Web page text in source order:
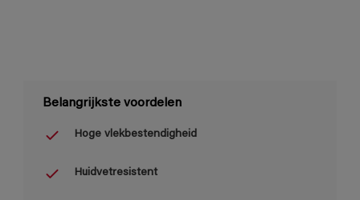
Belangrijkste voordelen
Hoge vlekbestendigheid
Huidvetresistent